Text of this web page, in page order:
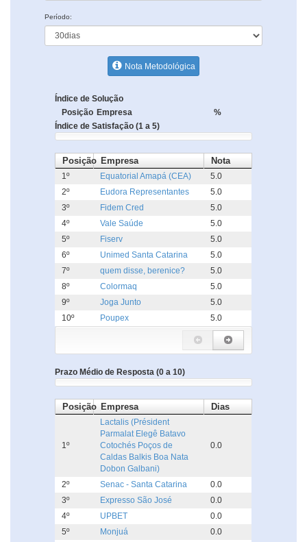
Período:
Nota Metodológica
Índice de Solução
Posição Empresa
%
Índice de Satisfação (1 a 5)
Posição Empresa Nota
1º Equatorial Amapá (CEA)
5.0
2º
Eudora Representantes
5.0
3º
Fidem Cred
5.0
4º
Vale Saúde
5.0
5º
Fiserv
5.0
6º
Unimed Santa Catarina
5.0
7º
quem disse, berenice?
5.0
8º
Colormaq
5.0
9º
Joga Junto
5.0
10º
Poupex 5.0
Prazo Médio de Resposta (0 a 10)
Posição Empresa Dias
1º
Lactalis (Président
Parmalat Elegê Batavo
Cotochés Poços de
Caldas Balkis Boa Nata
Dobon Galbani)
0.0
2º Senac - Santa Catarina
0.0
3º
Expresso São José
0.0
4º
UPBET
0.0
5º
Monjuá
0.0